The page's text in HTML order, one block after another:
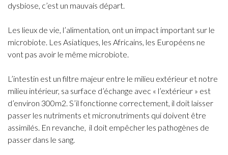
dysbiose, c’est un mauvais départ.
Les lieux de vie, l’alimentation, ont un impact important sur le
microbiote. Les Asiatiques, les Africains, les Européens ne
vont pas avoir le même microbiote.
L’intestin est un filtre majeur entre le milieu extérieur et notre
milieu intérieur, sa surface d’échange avec « l’extérieur » est
d’environ 300m2. S’il fonctionne correctement, il doit laisser
passer les nutriments et micronutriments qui doivent être
assimilés. En revanche, il doit empêcher les pathogènes de
passer dans le sang.